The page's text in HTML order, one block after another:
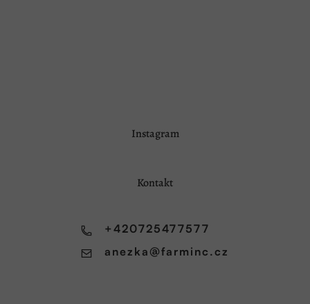
Instagram
Kontakt
anezka @farminc.cz
+420725477577